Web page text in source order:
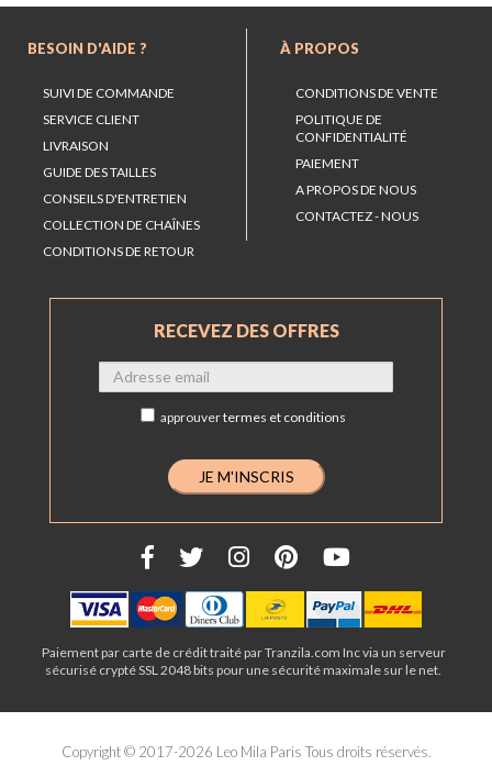
BESOIN D'AIDE ?
SUIVI DE COMMANDE
SERVICE CLIENT
LIVRAISON
GUIDE DES TAILLES
CONSEILS D'ENTRETIEN
COLLECTION DE CHAÎNES
CONDITIONS DE RETOUR
À PROPOS
CONDITIONS DE VENTE
POLITIQUE DE
CONFIDENTIALITÉ
PAIEMENT
A PROPOS DE NOUS
CONTACTEZ - NOUS
RECEVEZ DES OFFRES
approuvertermes et conditions
Paiement par carte de crédit traité par Tranzila.com Inc via un serveur
sécurisé crypté SSL 2048 bits pour une sécurité maximale sur le net.
Copyright © 2017-2026 Leo Mila Paris Tous droits réservés.